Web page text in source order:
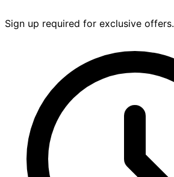
Sign up required for exclusive offers.